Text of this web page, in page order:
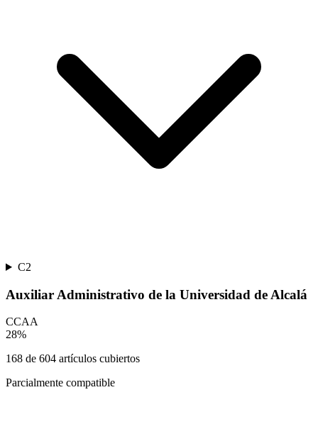
C2
Auxiliar Administrativo de la Universidad de Alcalá
CCAA
28%
168 de 604 artículos cubiertos
Parcialmente compatible